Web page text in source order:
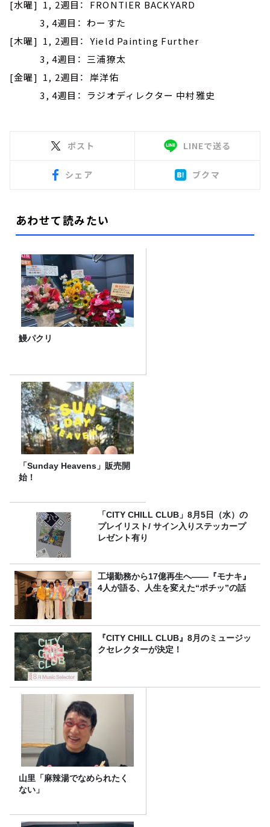
[水曜] 1, 2週目： FRONTIER BACKYARD
3, 4週目： わーすた
[木曜] 1, 2週目： Yield Painting Further
3, 4週目： 三浦獠太
[金曜] 1, 2週目： 岸洋佑
3, 4週目： ラジオディレクター 中村雅史
ポスト LINEで送る
シェア ブクマ
あわせて読みたい
鰻パクリ
「Sunday Heavens」販売開
始！
「CITY CHILL CLUB」8月5日（水）の
プレイリスト/ サイン入りステッカープ
レゼント有り
工場勤務から17億再生へ——『モナキ』
4人が語る、人生を変えた“ポチッ”の話
『CITY CHILL CLUB』8月のミュージッ
クセレクターが決定！
山里「麻辣湯でなめられたく
ない」